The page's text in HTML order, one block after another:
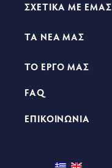
ΣΧΕΤΙΚΑ ΜΕ ΕΜΑΣ
ΤΑ ΝΕΑ ΜΑΣ
ΤΟ ΕΡΓΟ ΜΑΣ
FAQ
ΕΠΙΚΟΙΝΩΝΙΑ